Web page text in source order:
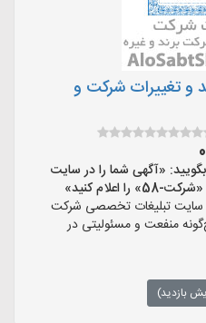
و تغییرات شرکت و
«آگهی شما را در سایت
کنید»
تبلیغات تخصصی شرکت
منفعت و مسئولیتی در
بازدید)